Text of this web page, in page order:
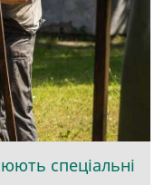
спеціальні